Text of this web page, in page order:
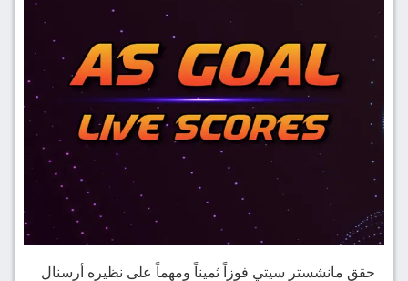
حقق مانشستر سيتي فوزاً ثميناً ومهماً على نظيره أرسنال